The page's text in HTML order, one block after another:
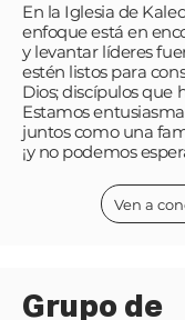
En la Iglesia de
enfoque está en
y levantar líderes
estén listos para
Dios; discípulos que
Estamos
juntos como una
¡y no podemos
Ven a
Grupo de